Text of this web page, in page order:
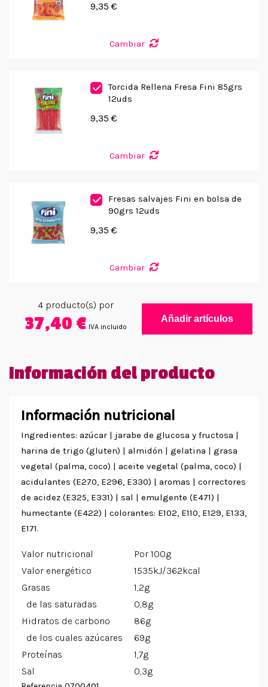
9,35 €
Cambiar
Torcida Rellena Fresa Fini 85grs
12uds
9,35 €
Cambiar
Fresas salvajes Fini en bolsa de
90grs 12uds
9,35 €
Cambiar
4producto(s) por
37,40 € IVA incluido
Añadir artículos
Información del producto
Información nutricional
Ingredientes: azúcar | jarabe de glucosa y fructosa |
harina de trigo (gluten) | almidón | gelatina | grasa
vegetal (palma, coco) | aceite vegetal (palma, coco) |
acidulantes (E270, E296, E330) | aromas | correctores
de acidez (E325, E331) | sal | emulgente (E471) |
humectante (E422) | colorantes: E102, E110, E129, E133,
E171.
Valor nutricional
Por 100g
Valor energético
1535kJ/362kcal
Grasas
1,2g
de las saturadas
0,8g
Hidratos de carbono
86g
de los cuales azúcares
69g
Proteínas
1,7g
Sal
0,3g